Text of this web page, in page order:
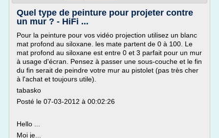
Quel type de peinture pour projeter contre
un mur ? - HiFi ...
Pour la peinture pour vos vidéo projection utilisez un blanc
mat profond au siloxane. les mate partent de 0 à 100. Le
mat profond au siloxane est entre 0 et 3 parfait pour un mur
à usage d'écran. Pensez à passer une sous-couche et le fin
du fin serait de peindre votre mur au pistolet (pas très cher
à l'achat et toujours utile).
tabasko
Posté le 07-03-2012 à 00:02:26
Hello ...
Moi je...